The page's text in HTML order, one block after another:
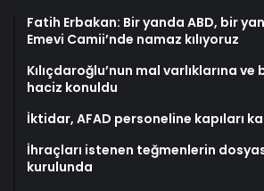
Fatih Erbakan: Bir yanda ABD, bir
Emevi Camii’nde namaz kılıyoruz
Kılıçdaroğlu’nun mal varlıklarına
haciz konuldu
İktidar, AFAD personeline kapıları
İhraçları istenen teğmenlerin
kurulunda